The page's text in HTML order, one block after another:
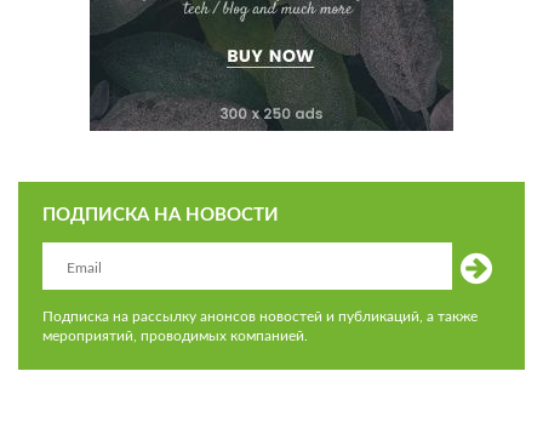
ПОДПИСКА НА НОВОСТИ
Подписка на рассылку анонсов новостей и публикаций, а также
мероприятий, проводимых компанией.